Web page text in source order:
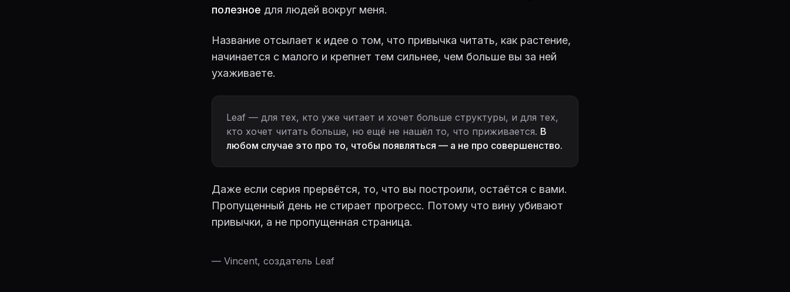
полезное для людей вокруг меня.
Название отсылает к идее о том, что привычка читать, как растение,
начинается с малого и крепнет тем сильнее, чем больше вы за ней
ухаживаете.
Leaf — для тех, кто уже читает и хочет больше структуры, и для тех,
кто хочет читать больше, но ещё не нашёл то, что приживается. В
любом случае это про то, чтобы появляться — а не про совершенство.
Даже если серия прервётся, то, что вы построили, остаётся с вами.
Пропущенный день не стирает прогресс. Потому что вину убивают
привычки, а не пропущенная страница.
— Vincent, создатель Leaf